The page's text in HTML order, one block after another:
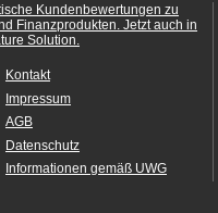
Kundenbewertungen zu
Finanzprodukten. Jetzt auch in
Solution.
Kontakt
Impressum
AGB
Datenschutz
Informationen gemäß UWG